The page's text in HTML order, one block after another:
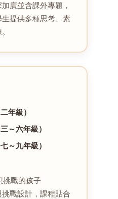
廣並含課外專題，
提供多種思考、素
年級）
～六年級）
～九年級）
挑戰的孩子
戰設計，課程貼合